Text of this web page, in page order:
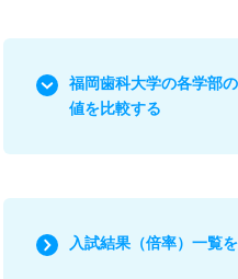
福岡歯科大学の各学部
値を比較する
入試結果（倍率）一覧